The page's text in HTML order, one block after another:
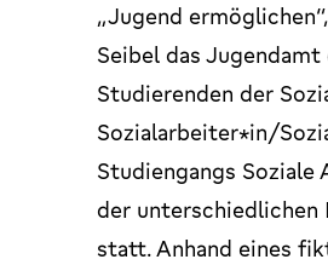
„Jugend
Seibel das
Studierenden der
Sozialarbeiter*in/
Studiengangs
der unterschiedlichen
statt. Anhand eines